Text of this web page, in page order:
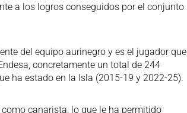
a los logros conseguidos por el conjunto
del equipo aurinegro y es el jugador que
concretamente un total de 244
ha estado en la Isla (2015-19 y 2022-25).
canarista, lo que le ha permitido